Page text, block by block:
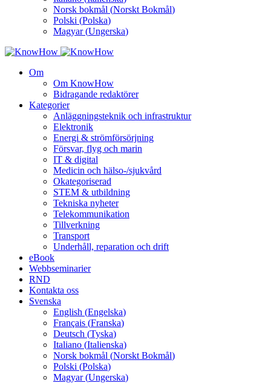
Norsk bokmål (Norskt Bokmål)
Polski (Polska)
Magyar(Ungerska)
Om
Om KnowHow
Bidragande redaktörer
Kategorier
Anläggningsteknik och infrastruktur
Elektronik
Energi & strömförsörjning
Försvar, flyg och marin
IT & digital
Medicin och hälso-/sjukvård
Okategoriserad
STEM & utbildning
Tekniska nyheter
Telekommunikation
Tillverkning
Transport
Underhåll, reparation och drift
eBook
Webbseminarier
RND
Kontakta oss
Svenska
English (Engelska)
Français (Franska)
Deutsch (Tyska)
Italiano (Italienska)
Norsk bokmål (Norskt Bokmål)
Polski (Polska)
Magyar(Ungerska)